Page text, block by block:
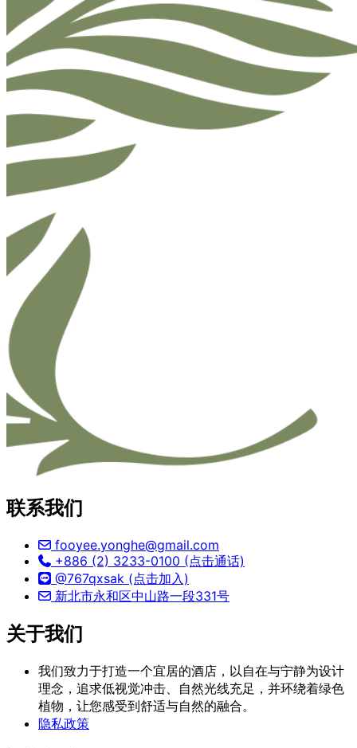
联系我们
fooyee.yonghe@gmail.com
+886 (2) 3233-0100 (点击通话)
@767qxsak (点击加入)
新北市永和区中山路一段331号
关于我们
我们致力于打造一个宜居的酒店，以自在与宁静为设计
理念，追求低视觉冲击、自然光线充足，并环绕着绿色
植物，让您感受到舒适与自然的融合。
隐私政策